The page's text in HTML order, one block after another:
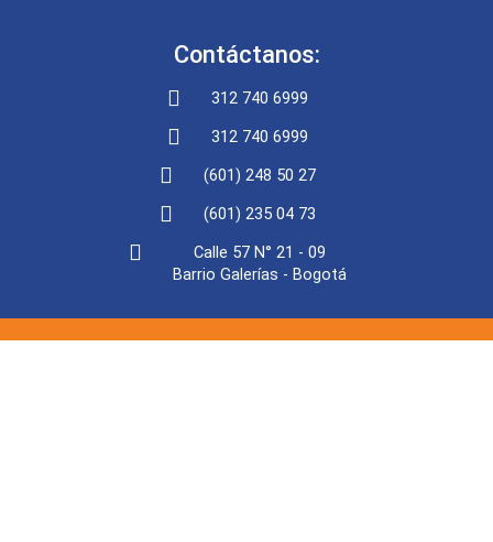
Contáctanos:
312 740 6999
312 740 6999
(601) 248 50 27
(601) 235 04 73
Calle 57 N° 21 - 09
Barrio Galerías - Bogotá